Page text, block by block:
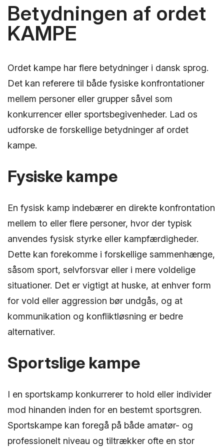
Betydningen af ordet
KAMPE
Ordet kampe har flere betydninger i dansk sprog.
Det kan referere til både fysiske konfrontationer
mellem personer eller grupper såvel som
konkurrencer eller sportsbegivenheder. Lad os
udforske de forskellige betydninger af ordet
kampe.
Fysiske kampe
En fysisk kamp indebærer en direkte konfrontation
mellem to eller flere personer, hvor der typisk
anvendes fysisk styrke eller kampfærdigheder.
Dette kan forekomme i forskellige sammenhænge,
såsom sport, selvforsvar eller i mere voldelige
situationer. Det er vigtigt at huske, at enhver form
for vold eller aggression bør undgås, og at
kommunikation og konfliktløsning er bedre
alternativer.
Sportslige kampe
I en sportskamp konkurrerer to hold eller individer
mod hinanden inden for en bestemt sportsgren.
Sportskampe kan foregå på både amatør- og
professionelt niveau og tiltrækker ofte en stor